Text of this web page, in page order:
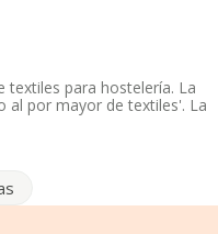
textiles para hostelería. La
al por mayor de textiles'. La
a los niveles de
que la superan en
Tejidos S.A; algunas de las